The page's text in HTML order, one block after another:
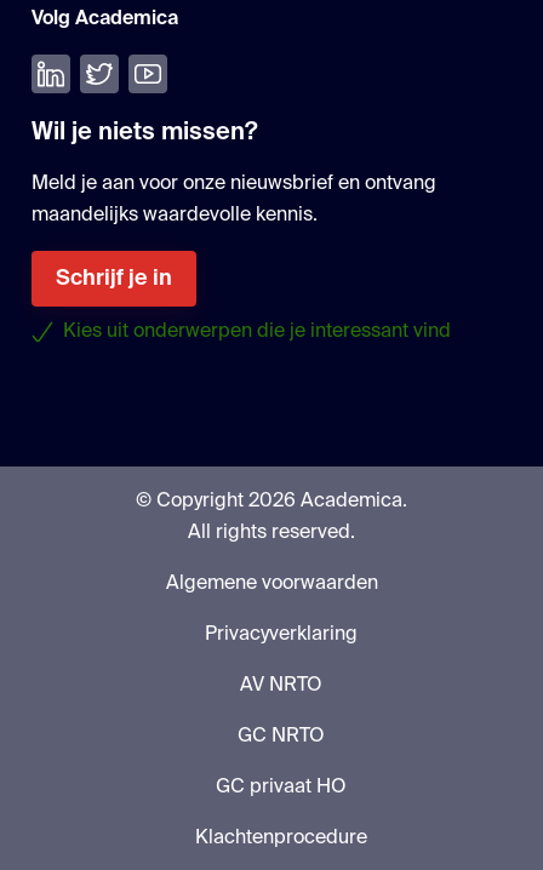
Volg Academica
Volg ons op LinkedIn
Volg ons op Twitter
Bekijk onze YouTube
Wil je niets missen?
Meld je aan voor onze nieuwsbrief en ontvang
maandelijks waardevolle kennis.
Schrijf je in
Kies uit onderwerpen die je interessant vind
© Copyright 2026 Academica.
All rights reserved.
Algemene voorwaarden
Privacyverklaring
AV NRTO
GC NRTO
GC privaat HO
Klachtenprocedure